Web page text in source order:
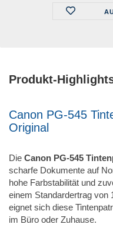
Produkt-
Canon PG-545
Original
Die Canon PG-545
scharfe Dokumente auf
hohe Farbstabilität und
einem Standardertrag von
eignet sich diese
im Büro oder Zuhause.